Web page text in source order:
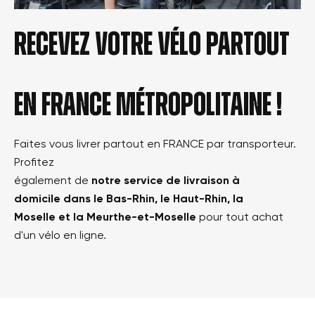
Recevez votre vélo partout
en france métropolitaine !
Faites vous livrer partout en FRANCE par transporteur.
Profitez
également de notre service de livraison à
domicile dans le Bas-Rhin, le Haut-Rhin, la
Moselle et la Meurthe-et-Moselle pour tout achat
d'un vélo en ligne.